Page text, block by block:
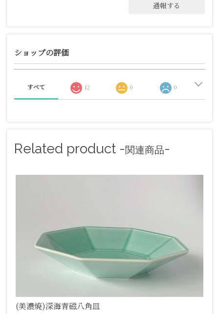
通報する
ショップの評価
すべて 12 0 0
Related product -関連商品-
(美濃焼)深海青磁八角皿